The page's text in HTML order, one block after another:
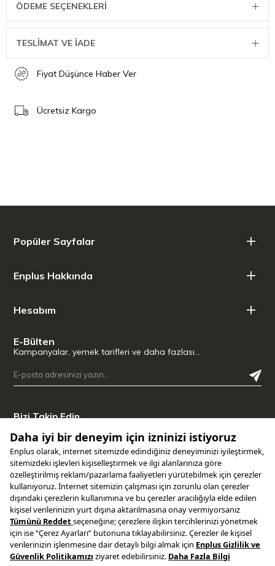
ÖDEME SEÇENEKLERI
TESLİMAT VE İADE
Fiyat Düşünce Haber Ver
Ücretsiz Kargo
Popüler Sayfalar
Enplus Hakkında
Hesabım
E-Bülten
Kampanyalar, yemek tarifleri ve daha fazlası…
Bizi Takip Edin
Uygulamamızı İndirin
Copyright © 2025 ENPLUS | Tüm hakları saklıdır.